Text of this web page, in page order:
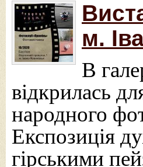
м.
В
відкрилась
народного
Експозиція
гірськими